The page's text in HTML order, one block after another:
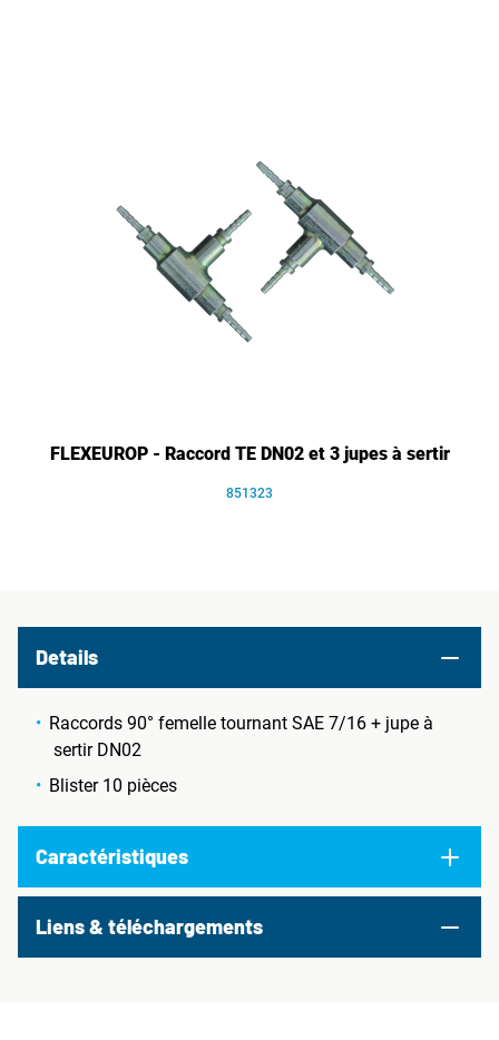
FLEXEUROP - Raccord TE DN02 et 3 jupes à sertir
851323
Details
Raccords 90° femelle tournant SAE 7/16 + jupe à
sertir DN02
Blister 10 pièces
Caractéristiques
Liens & téléchargements